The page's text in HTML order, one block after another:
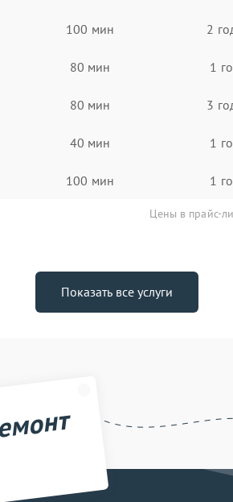
100 мин 2
80 мин 1
80 мин 3
40 мин 1
100 мин 1
Цены в прайс-
Показать все услуги